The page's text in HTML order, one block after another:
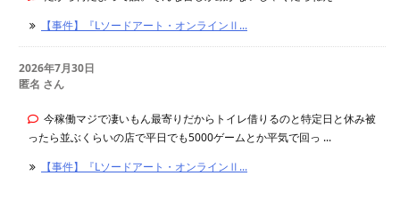
【事件】『Lソードアート・オンラインⅡ...
2026年7月30日
匿名 さん
今稼働マジで凄いもん最寄りだからトイレ借りるのと特定日と休み被
ったら並ぶくらいの店で平日でも5000ゲームとか平気で回っ ...
【事件】『Lソードアート・オンラインⅡ...